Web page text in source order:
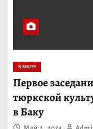
В МИРЕ
Первое
тюркской
в Баку